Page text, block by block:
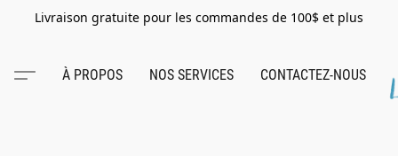
Livraison gratuite pour les commandes de 100$ et plus
À PROPOS NOS SERVICES CONTACTEZ-NOUS